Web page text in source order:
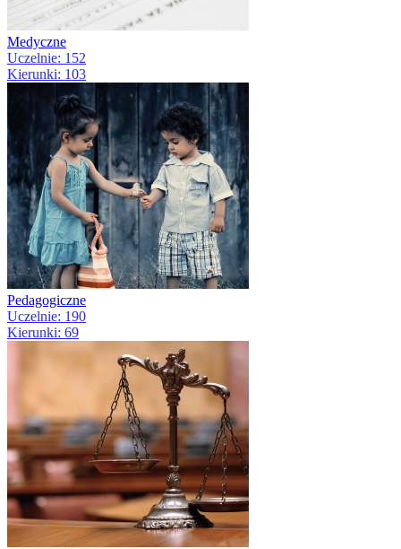
Medyczne
Uczelnie: 152
Kierunki: 103
Pedagogiczne
Uczelnie: 190
Kierunki: 69